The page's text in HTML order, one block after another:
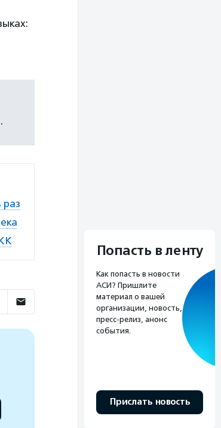
раз
Попасть в ленту
Как попасть в новости
АСИ? Пришлите
материал о вашей
организации, новость,
пресс-релиз, анонс
события.
Прислать новость